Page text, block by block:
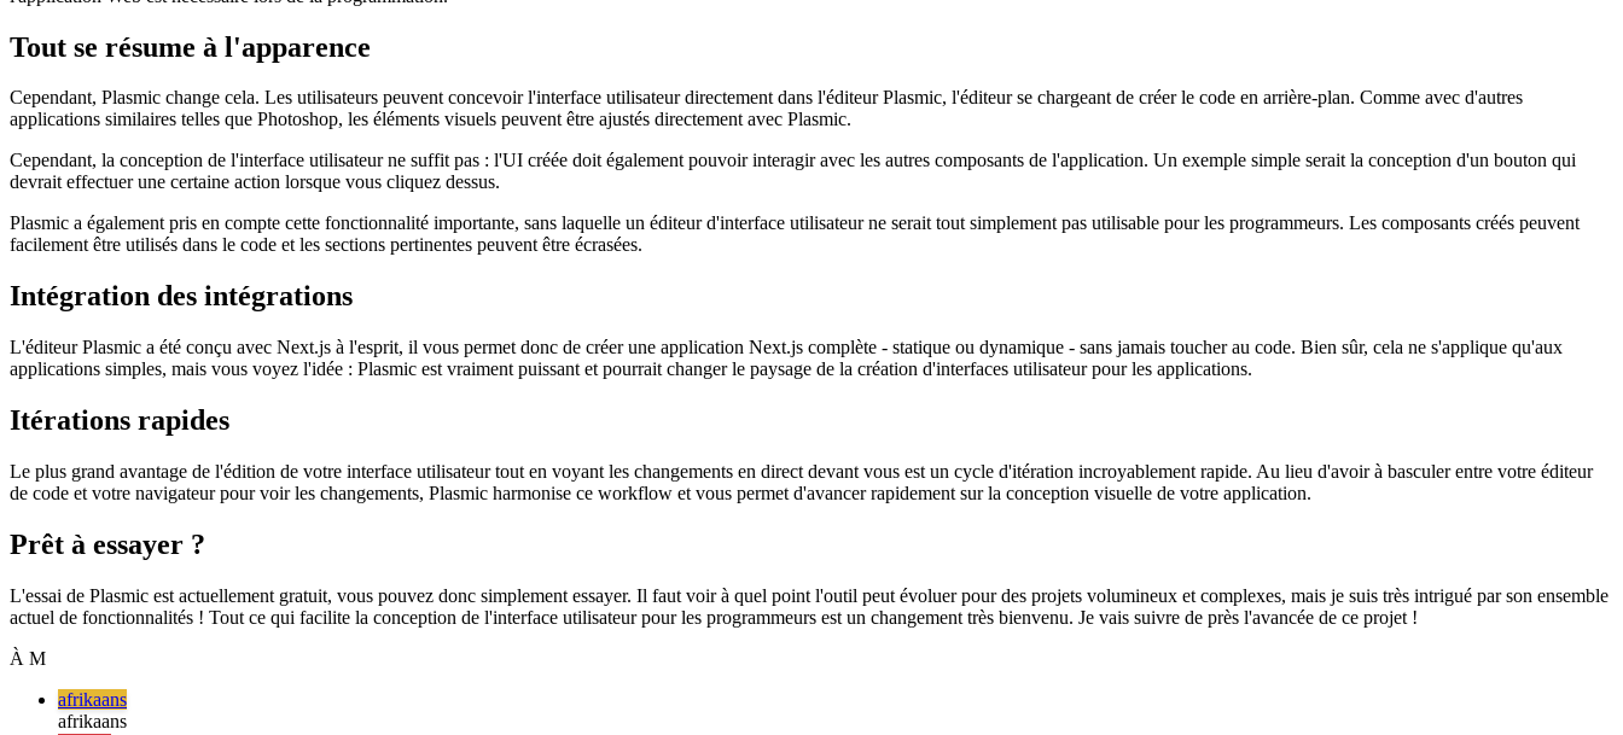
l'application Web est nécessaire lors de la programmation.
Tout se résume à l'apparence
applications similaires telles que Photoshop, les éléments visuels peuvent être ajustés directement avec Plasmic.
devrait effectuer une certaine action lorsque vous cliquez dessus.
facilement être utilisés dans le code et les sections pertinentes peuvent être écrasées.
Intégration des intégrations
applications simples, mais vous voyez l'idée : Plasmic est vraiment puissant et pourrait changer le paysage de la création d'interfaces utilisateur pour les applications.
Itérations rapides
de code et votre navigateur pour voir les changements, Plasmic harmonise ce workflow et vous permet d'avancer rapidement sur la conception visuelle de votre application.
Prêt à essayer ?
L'essai de Plasmic est actuellement gratuit, vous pouvez donc simplement essayer. Il faut voir à quel point l'outil peut évoluer pour des projets volumineux et complexes, mais je suis très intrigué par son ensemble
actuel de fonctionnalités ! Tout ce qui facilite la conception de l'interface utilisateur pour les programmeurs est un changement très bienvenu. Je vais suivre de près l'avancée de ce projet !
À M